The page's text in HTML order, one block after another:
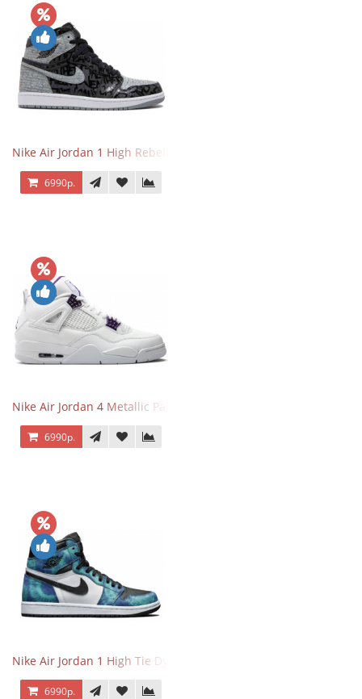
Nike Air Jordan 1 High Rebellionaire
6990р.
Nike Air Jordan 4 Metallic Pack Purple
6990р.
Nike Air Jordan 1 High Tie Dye
6990р.